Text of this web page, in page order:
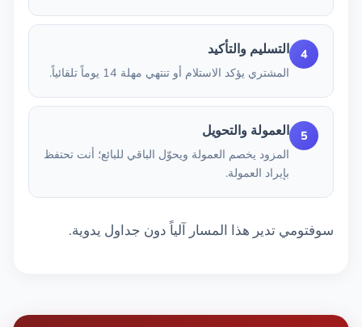
4 التسليم والتأكيد
المشتري يؤكد الاستلام أو تنتهي مهلة 14 يوماً تلقائياً.
5 العمولة والتحويل
المزود يخصم العمولة ويحوّل الباقي للبائع؛ أنت تحتفظ
بإيراد العمولة.
سوفتومي تدير هذا المسار آلياً دون جداول يدوية.